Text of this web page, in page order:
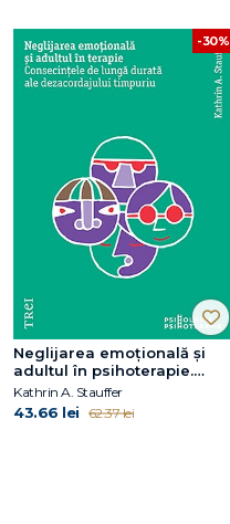
-30%
Neglijarea emoțională și
adultul în psihoterapie.
Consecințele de lungă
durată ale dezacordajului
timpuriu
Kathrin A. Stauffer
43.66 lei 62.37 lei